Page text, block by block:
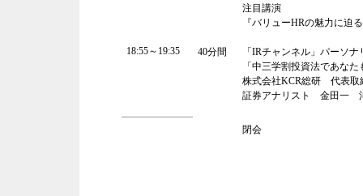
18:55～19:35 40分間
注目講演
『バリューHRの魅力に迫
「IRチャンネル」パーソナ
「中三学割投資法であな
株式会社KCR総研 代表取
証券アナリスト 金田一
閉会